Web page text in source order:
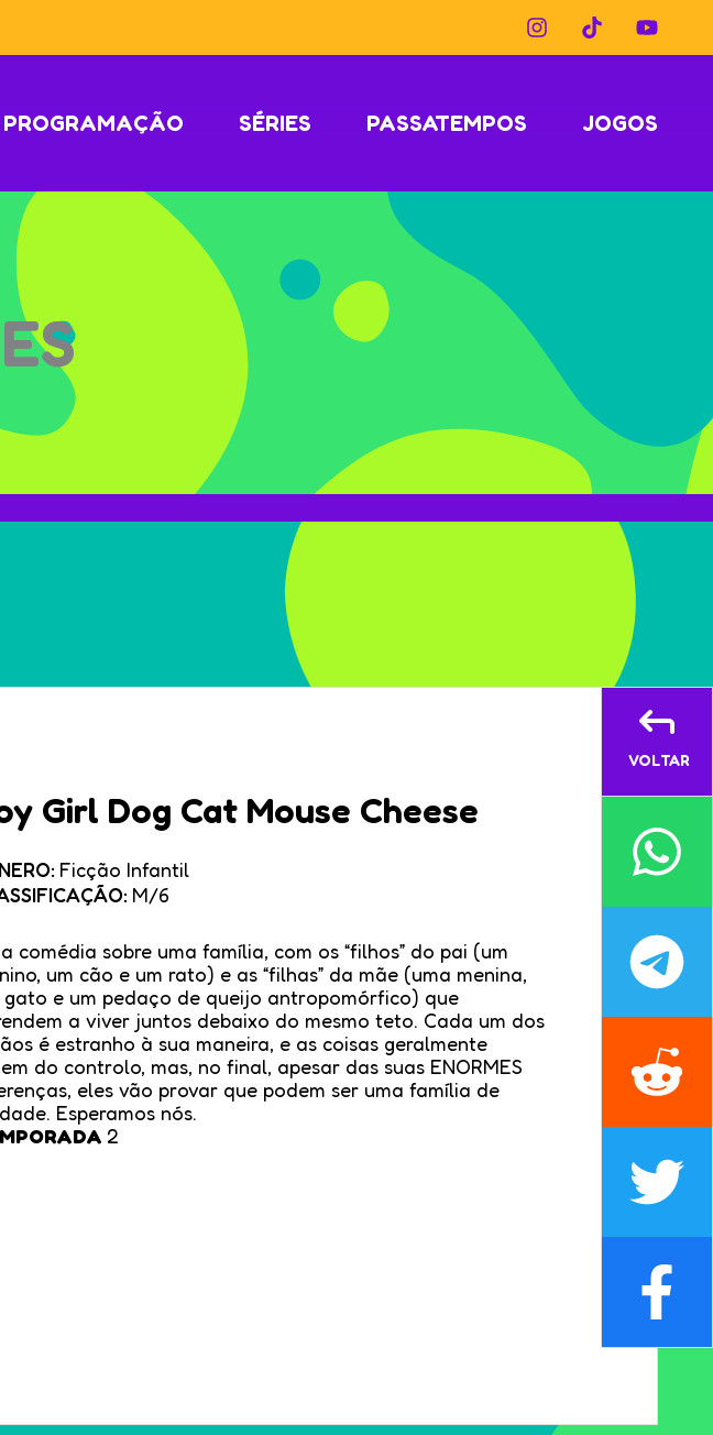
PROGRAMAÇÃO SÉRIES PASSATEMPOS JOGOS
Girl Dog Cat Mouse Cheese
Ficção Infantil
M/6
comédia sobre uma família, com os “filhos” do pai (um
um cão e um rato) e as “filhas” da mãe (uma menina,
gato e um pedaço de queijo antropomórfico) que
a viver juntos debaixo do mesmo teto. Cada um dos
é estranho à sua maneira, e as coisas geralmente
do controlo, mas, no final, apesar das suas ENORMES
eles vão provar que podem ser uma família de
Esperamos nós.
2
VOLTAR